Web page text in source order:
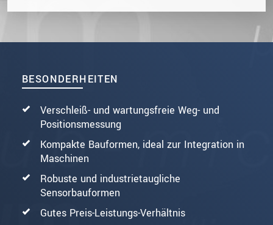
BESONDERHEITEN
Verschleiß- und wartungsfreie Weg- und
Positionsmessung
Kompakte Bauformen, ideal zur Integration in
Maschinen
Robuste und industrietaugliche
Sensorbauformen
Gutes Preis-Leistungs-Verhältnis